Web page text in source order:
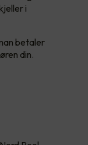
i
betaler
din.